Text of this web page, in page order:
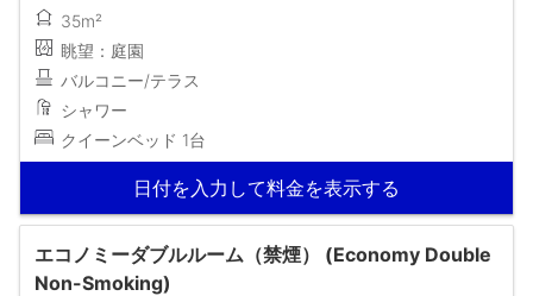
35m²
眺望：庭園
バルコニー/テラス
シャワー
クイーンベッド 1台
日付を入力して料金を表示する
エコノミーダブルルーム（禁煙） (Economy Double
Non-Smoking)